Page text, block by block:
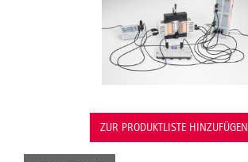
ZUR PRODUKTLISTE HINZUFÜGEN